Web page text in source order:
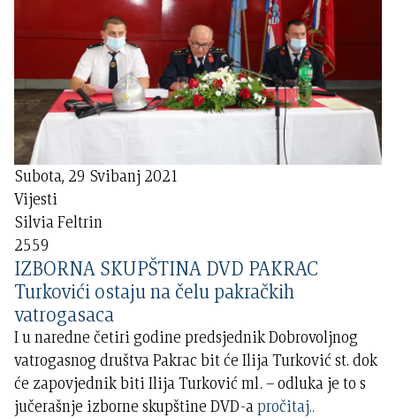
Subota, 29 Svibanj 2021
Vijesti
Silvia Feltrin
2559
IZBORNA SKUPŠTINA DVD PAKRAC
Turkovići ostaju na čelu pakračkih
vatrogasaca
I u naredne četiri godine predsjednik Dobrovoljnog
vatrogasnog društva Pakrac bit će Ilija Turković st. dok
će zapovjednik biti Ilija Turković ml. – odluka je to s
jučerašnje izborne skupštine DVD-apročitaj..